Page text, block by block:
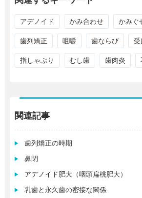
アデノイド かみ合わせ かみぐ
歯列矯正 咀嚼 歯ならび 受
指しゃぶり むし歯 歯肉炎
関連記事
歯列矯正の時期
鼻閉
アデノイド肥大（咽頭扁桃肥大）
乳歯と永久歯の密接な関係